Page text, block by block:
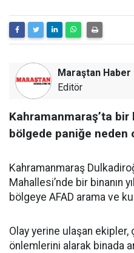
Maraştan Haber
Editör
Kahramanmaraş’ta
bölgede paniğe neden
Kahramanmaraş
Mahallesi’nde bir binanın
bölgeye AFAD arama ve
Olay yerine ulaşan
önlemlerini alarak binada